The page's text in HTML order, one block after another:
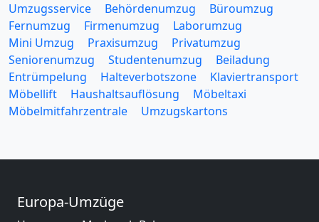
Umzugsservice Behördenumzug
Büroumzug
Fernumzug
Firmenumzug
Laborumzug
Mini Umzug
Praxisumzug
Privatumzug
Seniorenumzug
Studentenumzug
Beiladung
Entrümpelung
Halteverbotszone
Klaviertransport
Möbellift
Haushaltsauflösung
Möbeltaxi
Möbelmitfahrzentrale
Umzugskartons
Europa-Umzüge